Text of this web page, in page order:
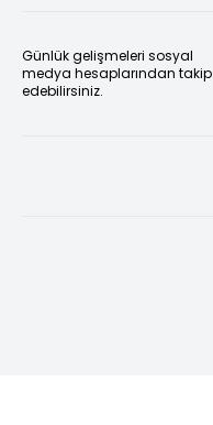
Günlük gelişmeleri sosyal
medya hesaplarından takip
edebilirsiniz.